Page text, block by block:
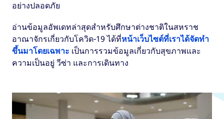
อย่างปลอดภัย
อ่านข้อมูลอัพเดทล่าสุดสำหรับศึกษาต่างชาติในสหราช
อาณาจักรเกี่ยวกับโควิด-19 ได้ที่หน้าเว็บไซต์ที่เราได้จัดทำ
ขึ้นมาโดยเฉพาะ เป็นการรวมข้อมูลเกี่ยวกับสุขภาพและ
ความเป็นอยู่ วีซ่า และการเดินทาง